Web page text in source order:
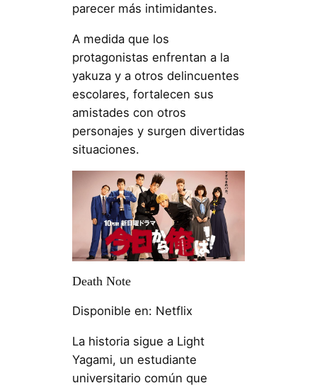
parecer más intimidantes.
A medida que los
protagonistas enfrentan a la
yakuza y a otros delincuentes
escolares, fortalecen sus
amistades con otros
personajes y surgen divertidas
situaciones.
Death Note
Disponible en: Netflix
La historia sigue a Light
Yagami, un estudiante
universitario común que